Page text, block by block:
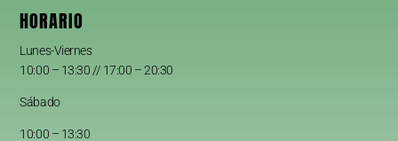
HORARIO
Lunes-Viernes
10:00 – 13:30 // 17:00 – 20:30
Sábado
10:00 – 13:30